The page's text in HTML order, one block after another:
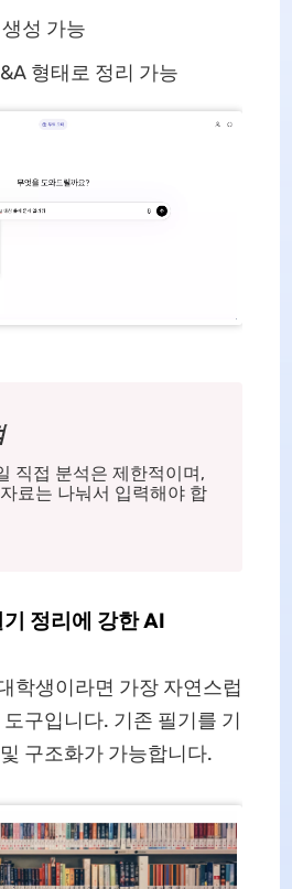
성 가능
형태로 정리 가능
직접 분석은 제한적이며,
료는 나눠서 입력해야 합
기 정리에 강한 AI
학생이라면 가장 자연스럽
구입니다. 기존 필기를 기
구조화가 가능합니다.